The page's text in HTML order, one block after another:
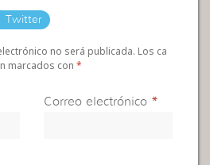
Twitter
no será publicada. Los ca
marcados con*
Correo electrónico *